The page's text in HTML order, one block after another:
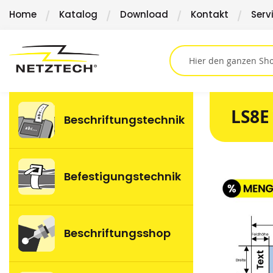
Direkt
Home Katalog Download Kontakt
Beschriftungstechnik
Befestigungstechnik
Beschriftungsshop
zum
Bildergalerie